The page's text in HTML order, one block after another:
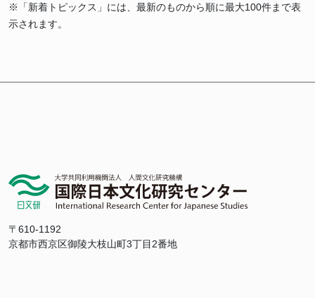
※「新着トピックス」には、最新のものから順に最大100件まで表
示されます。
〒610-1192
京都市西京区御陵大枝山町3丁目2番地